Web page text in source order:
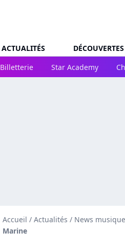
ACTUALITÉS DÉCOUVERTES
Billetterie
Star Academy
Accueil / Actualités / News musique
Marine